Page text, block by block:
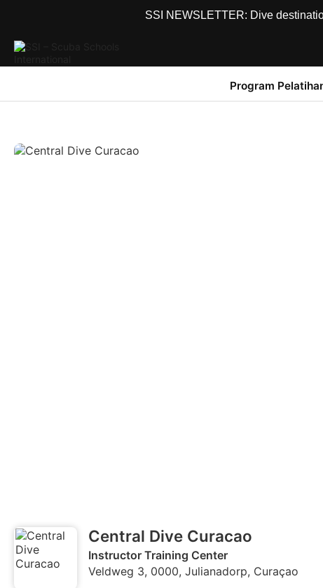
SSI NEWSLETTER: Dive
Program
Central Dive Curacao
Instructor Training Center
Veldweg 3, 0000, Julianadorp, Curaçao